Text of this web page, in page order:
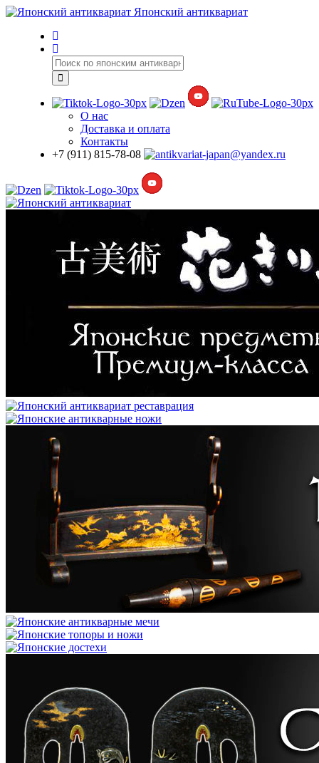
Японский антиквариат
О нас
Доставка и оплата
Контакты
+7 (911) 815-78-08